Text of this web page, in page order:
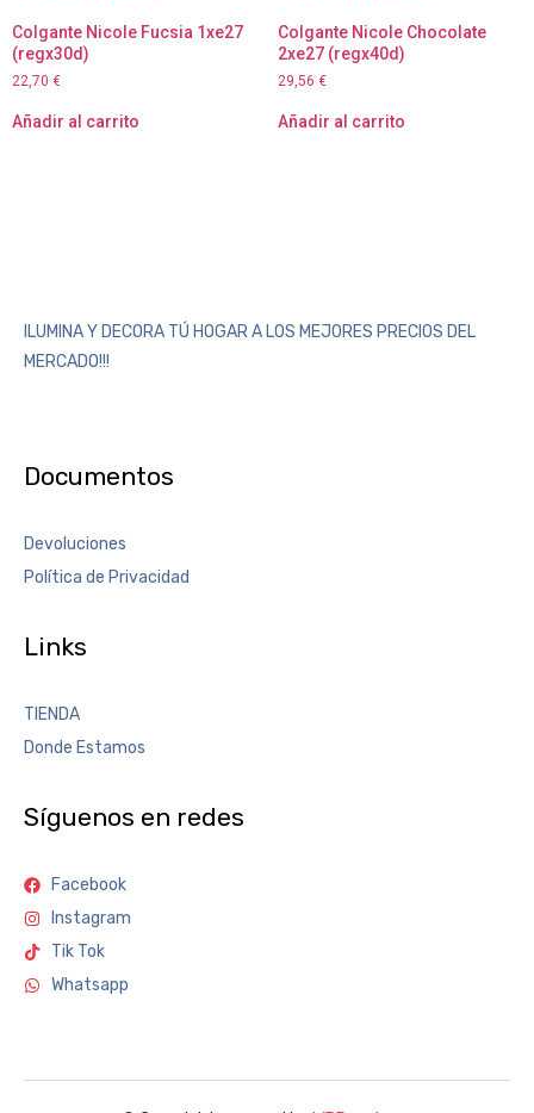
Colgante Nicole Fucsia 1xe27
(regx30d)
22,70 €
Añadir al carrito
Colgante Nicole Chocolate
2xe27 (regx40d)
29,56 €
Añadir al carrito
ILUMINA Y DECORA TÚ HOGAR A LOS MEJORES PRECIOS DEL
MERCADO!!!
Documentos
Devoluciones
Política de Privacidad
Links
TIENDA
Donde Estamos
Síguenos en redes
Facebook
Instagram
Tik Tok
Whatsapp